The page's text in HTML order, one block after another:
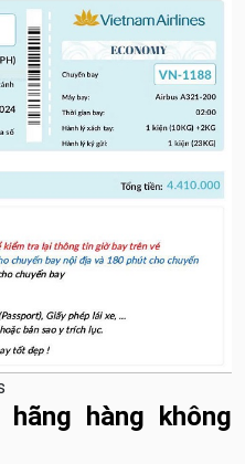
hàng không